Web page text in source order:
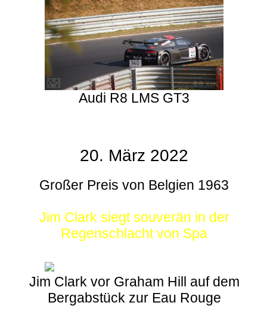
Audi R8 LMS GT3
20. März 2022
Großer Preis von Belgien 1963
Jim Clark siegt souverän in der
Regenschlacht von Spa
Jim Clark vor Graham Hill auf dem
Bergabstück zur Eau Rouge